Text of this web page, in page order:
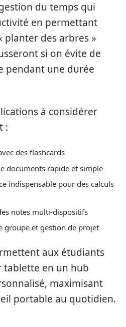
du temps qui
en permettant
planter des arbres »
si on évite de
pendant une durée
à considérer
:
des flashcards
documents rapide et simple
indispensable pour des calculs
notes multi-dispositifs
groupe et gestion de projet
aux étudiants
en un hub
maximisant
portable au quotidien.